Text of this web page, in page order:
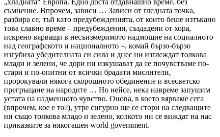
„хладната“ Европа. Едно доста отдавнашно време, без
съмнение. Впрочем, зависи … Зависи от гледната точка,
разбира се, тъй като предубежденията, от които беше изтъкано
това славно време – предубеждения, създадени от хора,
искрено вярващи в несъизмеримото надмощие на социалното
над географското и националното –, комай бързо-бързо
изгубиха убедителната си сила и днес ни изглеждат толкова
млади и зелени, че дори ни изкушават да се почувстваме по-
стари и по-опитни от всички брадати мислители,
пророкували някога скорошното обединение и всесветско
прегръщане на народите … Но нейсе, нека навреме запушим
устата на надменното чувство. Онова, в което вярваме сега
(впрочем, кое е то?), утре сигурно ще се стори на следващите
ни също толкова младо и зелено, колкото ни се виждат на нас
приказките за някогашен world government.